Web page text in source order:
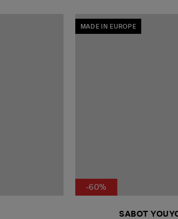
MADE IN EUROPE
-60%
SABOT